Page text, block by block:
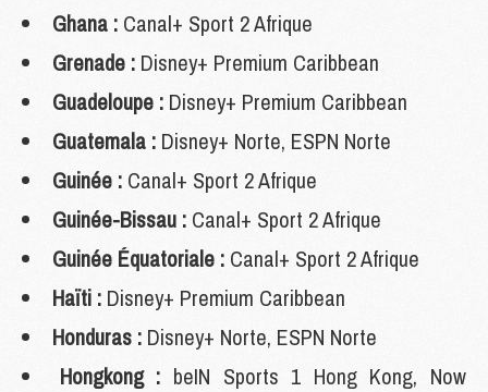
Ghana : Canal+ Sport 2 Afrique
Grenade : Disney+ Premium Caribbean
Guadeloupe : Disney+ Premium Caribbean
Guatemala : Disney+ Norte, ESPN Norte
Guinée : Canal+ Sport 2 Afrique
Guinée-Bissau : Canal+ Sport 2 Afrique
Guinée Équatoriale : Canal+ Sport 2 Afrique
Haïti : Disney+ Premium Caribbean
Honduras : Disney+ Norte, ESPN Norte
Hongkong : beIN Sports 1 Hong Kong, Now